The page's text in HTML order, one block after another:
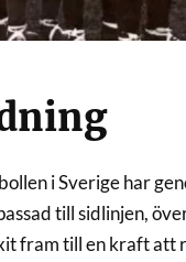
i Sverige har
till sidlinjen,
fram till en kraft att